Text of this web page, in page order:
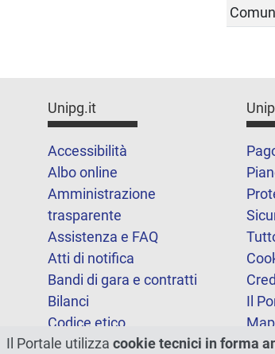
Unipg.it
Accessibilità
Albo online
Amministrazione
trasparente
Assistenza e FAQ
Atti di notifica
Bandi di gara e contratti
Bilanci
Codice etico
FOIA
Il
Il Portale utilizza cookie tecnici in forma